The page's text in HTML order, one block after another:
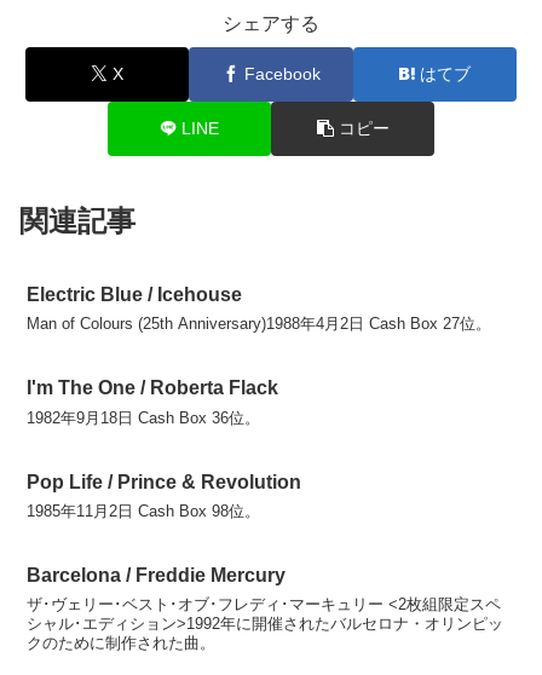
シェアする
X Facebook はてブ
LINE コピー
関連記事
Electric Blue / Icehouse
Man of Colours (25th Anniversary)1988年4月2日 Cash Box 27位。
I'm The One / Roberta Flack
1982年9月18日 Cash Box 36位。
Pop Life / Prince & Revolution
1985年11月2日 Cash Box 98位。
Barcelona / Freddie Mercury
ザ･ヴェリー･ベスト･オブ･フレディ･マーキュリー <2枚組限定スペ
シャル･エディション>1992年に開催されたバルセロナ・オリンピッ
クのために制作された曲。